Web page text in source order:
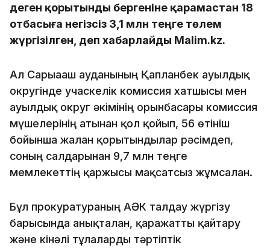
деген қорытынды бергеніне қарамастан 18
отбасыға негізсіз 3,1 млн теңге төлем
жүргізілген, деп хабарлайды Malim.kz.
Ал Сарыағаш ауданының Қапланбек ауылдық
округінде учаскелік комиссия хатшысы мен
ауылдық округ әкімінің орынбасары комиссия
мүшелерінің атынан қол қойып, 56 өтініш
бойынша жалған қорытындылар рәсімдеп,
соның салдарынан 9,7 млн теңге
мемлекеттің қаржысы мақсатсыз жұмсалған.
Бұл прокуратураның АӘК талдау жүргізу
барысында анықталған, қаражатты қайтару
және кінәлі тұлғаларды тәртіптік